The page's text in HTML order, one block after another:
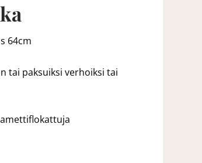
64cm
tai paksuiksi verhoiksi tai